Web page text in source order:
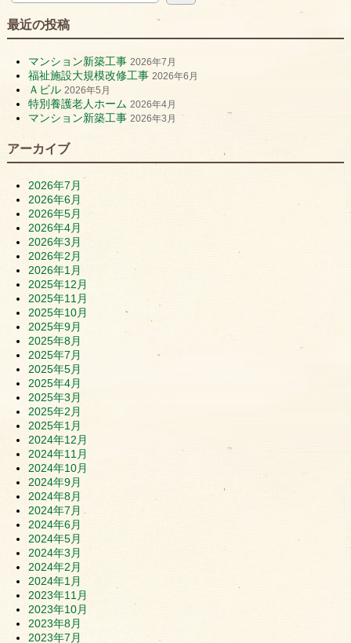
最近の投稿
マンション新築工事 2026年7月
福祉施設大規模改修工事 2026年6月
Ａビル 2026年5月
特別養護老人ホーム 2026年4月
マンション新築工事 2026年3月
アーカイブ
2026年7月
2026年6月
2026年5月
2026年4月
2026年3月
2026年2月
2026年1月
2025年12月
2025年11月
2025年10月
2025年9月
2025年8月
2025年7月
2025年5月
2025年4月
2025年3月
2025年2月
2025年1月
2024年12月
2024年11月
2024年10月
2024年9月
2024年8月
2024年7月
2024年6月
2024年5月
2024年3月
2024年2月
2024年1月
2023年11月
2023年10月
2023年8月
2023年7月